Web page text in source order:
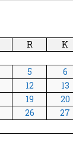
R K
5 6
12 13
19 20
26 27